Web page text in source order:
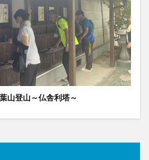
山登山～仏舎利塔～